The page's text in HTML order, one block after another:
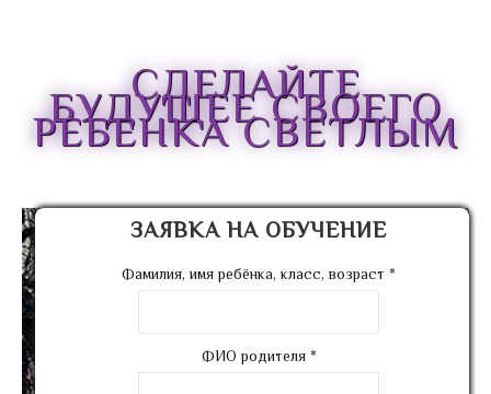
СДЕЛАЙТЕ
БУДУЩЕЕ СВОЕГО
РЕБЕНКА СВЕТЛЫМ
ЗАЯВКА НА ОБУЧЕНИЕ
Фамилия, имя ребёнка, класс, возраст *
ФИО родителя *